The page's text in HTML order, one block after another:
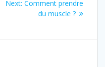
Next: Next
post:
Comment prendre
du muscle ?